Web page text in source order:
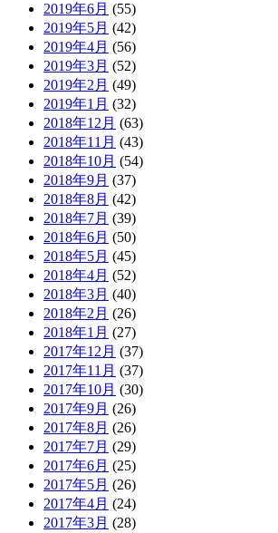
2019年6月 (55)
2019年5月 (42)
2019年4月 (56)
2019年3月 (52)
2019年2月 (49)
2019年1月 (32)
2018年12月 (63)
2018年11月 (43)
2018年10月 (54)
2018年9月 (37)
2018年8月 (42)
2018年7月 (39)
2018年6月 (50)
2018年5月 (45)
2018年4月 (52)
2018年3月 (40)
2018年2月 (26)
2018年1月 (27)
2017年12月 (37)
2017年11月 (37)
2017年10月 (30)
2017年9月 (26)
2017年8月 (26)
2017年7月 (29)
2017年6月 (25)
2017年5月 (26)
2017年4月 (24)
2017年3月 (28)